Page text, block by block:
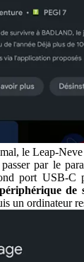
le Leap-
par le
port USB-C
de
un ordinateur